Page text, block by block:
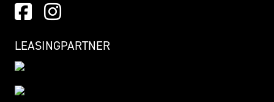
LEASINGPARTNER